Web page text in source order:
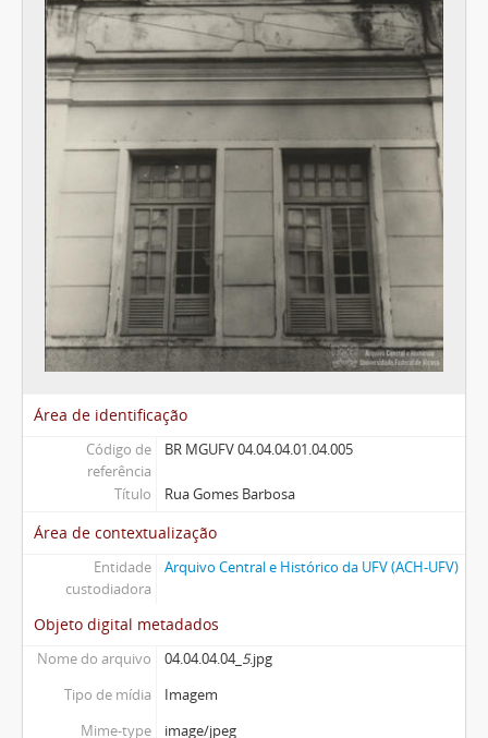
Área de identificação
Código de
referência
BR MGUFV 04.04.04.01.04.005
Título Rua Gomes Barbosa
Área de contextualização
Entidade
custodiadora
Arquivo Central e Histórico da UFV (ACH-UFV)
Objeto digital metadados
Nome do arquivo 04.04.04.04_ 5.jpg
Tipo de mídia
Imagem
Mime-type
image/jpeg